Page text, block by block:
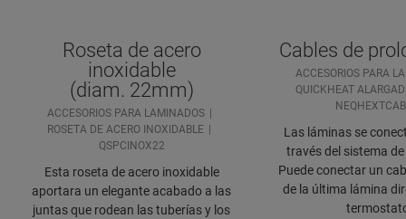
Roseta de acero
inoxidable
(diam. 22mm)
ACCESORIOS PARA LAMINADOS
ROSETA DE ACERO INOXIDABLE
QSPCINOX22
Esta roseta de acero inoxidable
aportara un elegante acabado a las
juntas que rodean las tuberías y los
Cables de
ACCESORIOS PARA
QUICKHEAT
Las láminas se
través del sistema
Puede conectar un
de la última lámina